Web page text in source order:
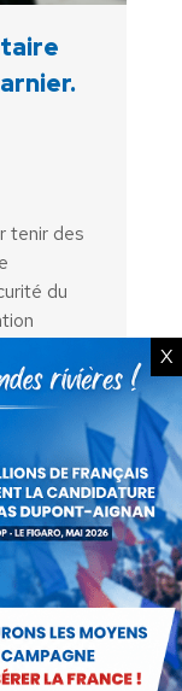
tenir des
du
X